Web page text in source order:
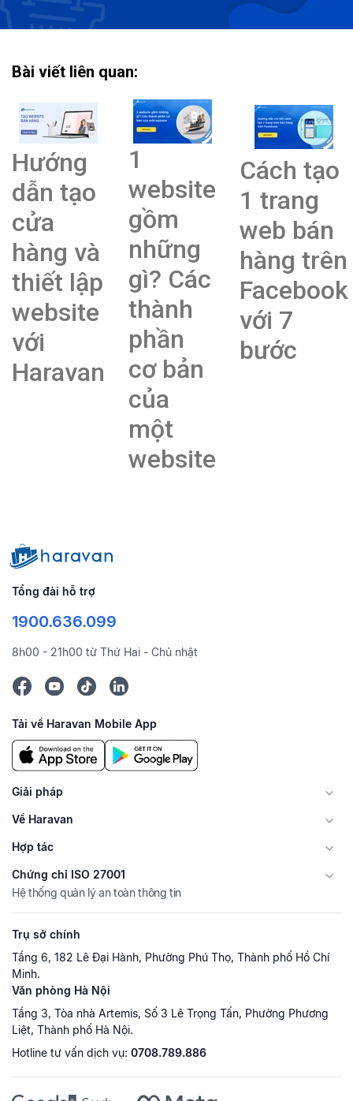
Bài viết liên quan:
Hướng
dẫn tạo
cửa
hàng và
thiết lập
website
với
Haravan
1
website
gồm
những
gì? Các
thành
phần
cơ bản
của
một
website
Cách tạo
1 trang
web bán
hàng trên
Facebook
với 7
bước
Tổng đài hỗ trợ
1900.636.099
8h00 - 21h00 từ Thứ Hai - Chủ nhật
Tải về Haravan Mobile App
Giải pháp
Về Haravan
Hợp tác
Chứng chỉ ISO 27001
Hệ thống quản lý an toàn thông tin
Trụ sở chính
Tầng 6, 182 Lê Đại Hành, Phường Phú Thọ, Thành phố Hồ Chí
Minh.
Văn phòng Hà Nội
Tầng 3, Tòa nhà Artemis, Số 3 Lê Trọng Tấn, Phường Phương
Liệt, Thành phố Hà Nội.
Hotline tư vấn dịch vụ: 0708.789.886